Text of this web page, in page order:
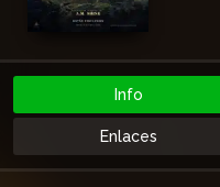
Info
Enlaces